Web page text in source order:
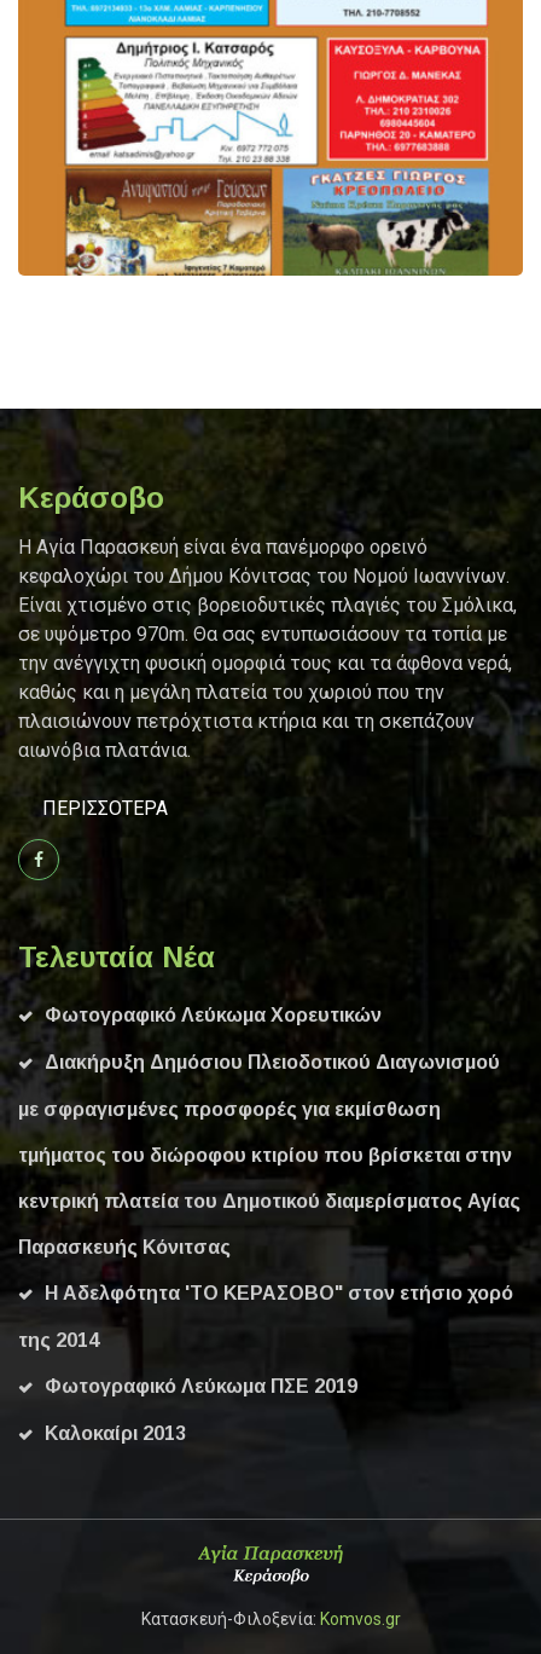
Κεράσοβο
Η Αγία Παρασκευή είναι ένα πανέμορφo ορεινό
κεφαλοχώρι του Δήμου Κόνιτσας του Νομού Ιωαννίνων.
Είναι χτισμένο στις βορειοδυτικές πλαγιές του Σμόλικα,
σε υψόμετρο 970m. Θα σας εντυπωσιάσουν τα τοπία με
την ανέγγιχτη φυσική ομορφιά τους και τα άφθονα νερά,
καθώς και η μεγάλη πλατεία του χωριού που την
πλαισιώνουν πετρόχτιστα κτήρια και τη σκεπάζουν
αιωνόβια πλατάνια.
ΠΕΡΙΣΣΌΤΕΡΑ
Τελευταία Νέα
Φωτογραφικό Λεύκωμα Χορευτικών
Διακήρυξη Δημόσιου Πλειοδοτικού Διαγωνισμού
με σφραγισμένες προσφορές για εκμίσθωση
τμήματος του διώροφου κτιρίου που βρίσκεται στην
κεντρική πλατεία του Δημοτικού διαμερίσματος Αγίας
Παρασκευής Κόνιτσας
Η Αδελφότητα 'ΤΟ ΚΕΡΑΣΟΒΟ" στον ετήσιο χορό
της 2014
Φωτογραφικό Λεύκωμα ΠΣΕ 2019
Καλοκαίρι 2013
Κατασκευή-Φιλοξενία: Komvos.gr